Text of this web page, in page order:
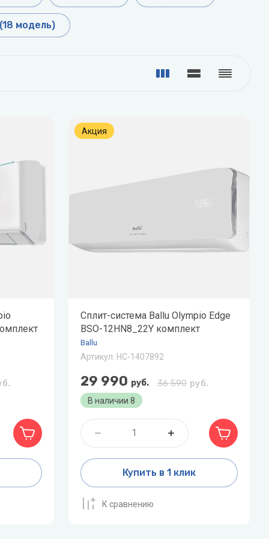
Дренажные насосы
Показать все
Напольные газовые котлы
Фильтры «рядом с мойкой»
Показать все
Funai Grundfos
VIEIR Wilo
WILO-NATIVE
модель)
Акция
Сплит-система Ballu Olympio Edge
BSO-12HN8_22Y комплект
Ballu
Артикул: НС-1407892
В наличии 8
36 590 руб.
29 990 руб.
Купить в 1 клик
К сравнению